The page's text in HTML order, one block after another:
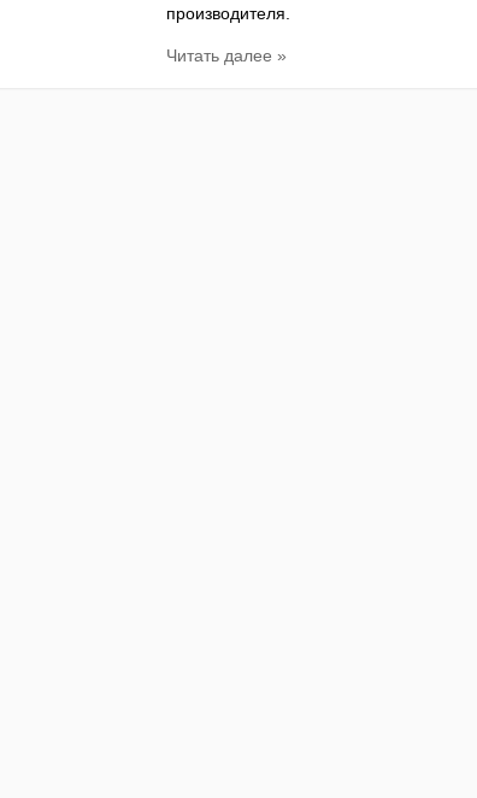
производителя.
Читать далее »